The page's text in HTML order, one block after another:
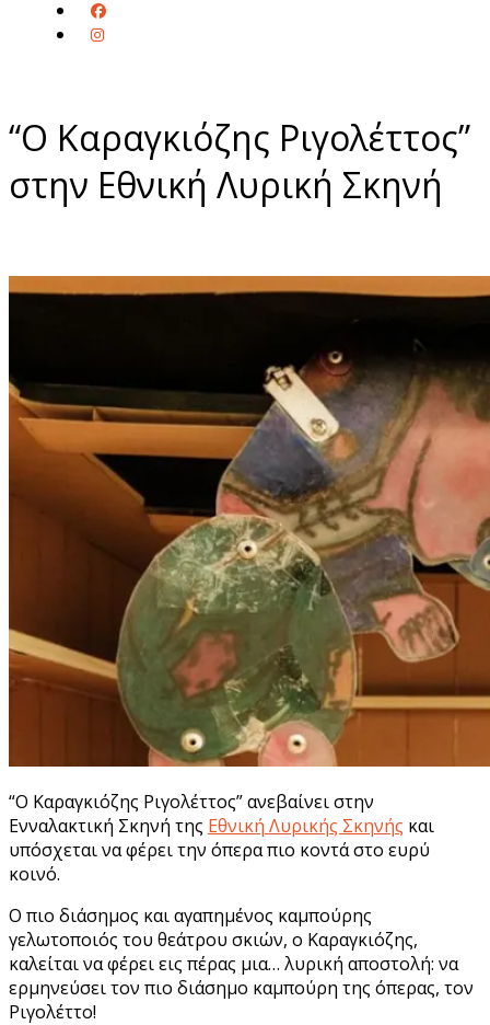
“Ο Καραγκιόζης Ριγολέττος”
στην Εθνική Λυρική Σκηνή
“Ο Καραγκιόζης Ριγολέττος” ανεβαίνει στην
Ενναλακτική Σκηνή της Εθνική Λυρικής Σκηνής και
υπόσχεται να φέρει την όπερα πιο κοντά στο ευρύ
κοινό.
Ο πιο διάσημος και αγαπημένος καμπούρης
γελωτοποιός του θεάτρου σκιών, ο Καραγκιόζης,
καλείται να φέρει εις πέρας μια… λυρική αποστολή: να
ερμηνεύσει τον πιο διάσημο καμπούρη της όπερας, τον
Ριγολέττο!